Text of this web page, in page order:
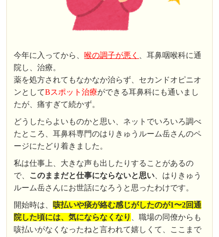
今年に入ってから、 喉の調子が悪く
、耳鼻咽喉科に通
院し、治療。
薬を処方されてもなかなか治らず、セカンドオピニオ
ンとしてBスポット治療ができる耳鼻科にも通いまし
たが、痛すぎて続かず。
どうしたらよいものかと思い、ネットでいろいろ調べ
たところ、耳鼻科専門のはりきゅうルーム岳さんのペ
ージにたどり着きました。
私は仕事上、大きな声も出したりすることがあるの
で、 このままだと仕事にならないと思い 、はりきゅう
ルーム岳さんにお世話になろうと思ったわけです。
開始時は、 咳払いや痰が絡む感じがしたのが1〜2回通
院した頃には、気にならなくなり
、職場の同僚からも
咳払いがなくなったねと言われて嬉しくて、ここまで